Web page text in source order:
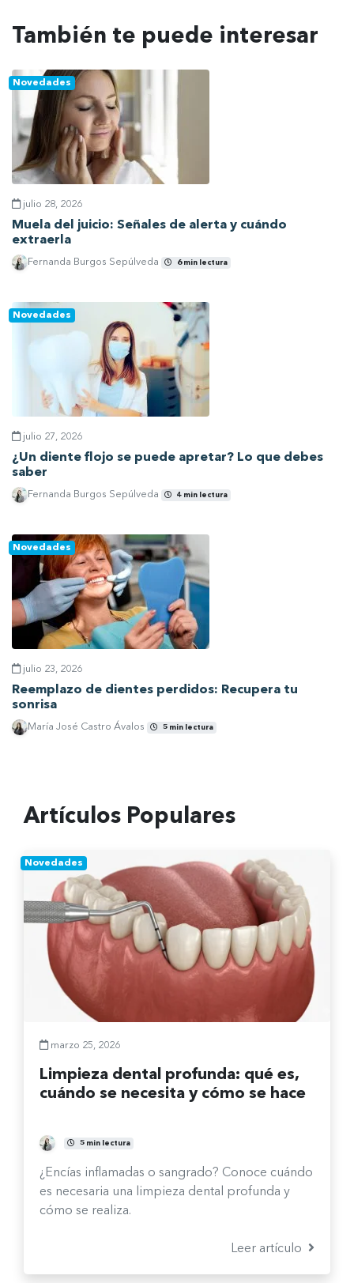
También te puede interesar
Novedades
julio 28, 2026
Muela del juicio: Señales de alerta y cuándo
extraerla
Fernanda Burgos Sepúlveda 6 min lectura
Novedades
julio 27, 2026
¿Un diente flojo se puede apretar? Lo que debes
saber
Fernanda Burgos Sepúlveda 4 min lectura
Novedades
julio 23, 2026
Reemplazo de dientes perdidos: Recupera tu
sonrisa
María José Castro Ávalos 5 min lectura
Artículos Populares
Novedades
marzo 25, 2026
Limpieza dental profunda: qué es,
cuándo se necesita y cómo se hace
Fernanda Burgos Sepúlveda
5 min lectura
¿Encías inflamadas o sangrado? Conoce cuándo
es necesaria una limpieza dental profunda y
cómo se realiza.
Leer artículo